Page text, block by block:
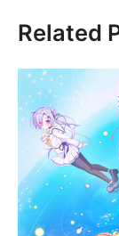
ビ
ー
シ
ョ
ン
Related